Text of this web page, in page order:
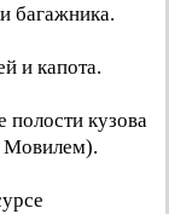
багажника.
и капота.
полости кузова
Мовилем).